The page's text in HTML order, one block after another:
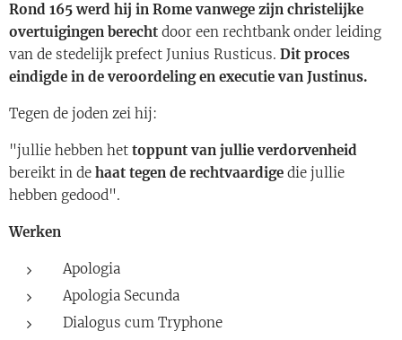
Rond 165 werd hij in Rome vanwege zijn christelijke
overtuigingen berecht door een rechtbank onder leiding
van de stedelijk prefect Junius Rusticus. Dit proces
eindigde in de veroordeling en executie van Justinus.
Tegen de joden zei hij:
"jullie hebben het toppunt van jullie verdorvenheid
bereikt in de haat tegen de rechtvaardige die jullie
hebben gedood".
Werken
Apologia
Apologia Secunda
Dialogus cum Tryphone